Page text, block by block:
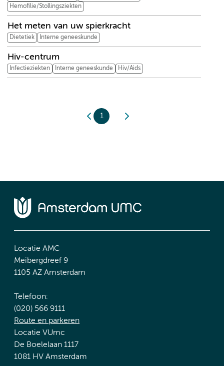
Hemofilie/Stollingsziekten
Het meten van uw spierkracht
Dietetiek Interne geneeskunde
Hiv-centrum
Infectieziekten Interne geneeskunde Hiv/Aids
1
Locatie AMC
Meibergdreef 9
1105 AZ Amsterdam
Telefoon:
(020) 566 9111
Route en parkeren
Locatie VUmc
De Boelelaan 1117
1081 HV Amsterdam